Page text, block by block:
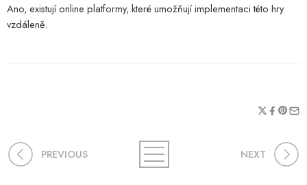
Ano, existují online platformy, které umožňují implementaci této hry
vzdáleně.
PREVIOUS NEXT